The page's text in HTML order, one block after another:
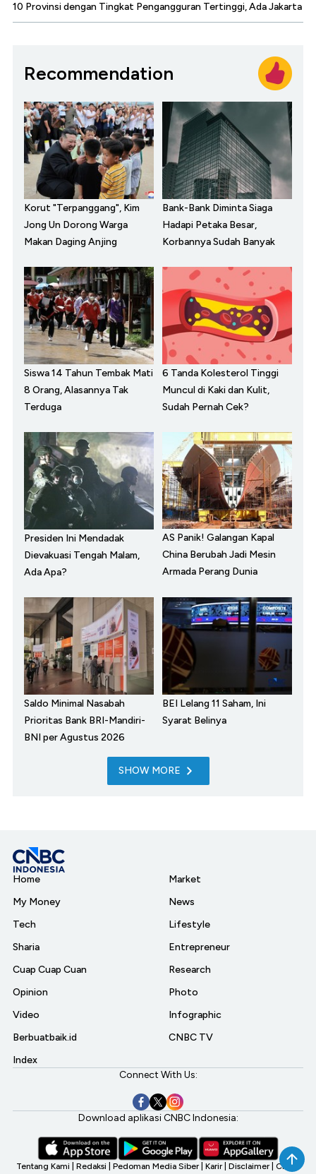
10 Provinsi dengan Tingkat Pengangguran Tertinggi, Ada Jakarta
Recommendation
Korut "Terpanggang", Kim
Jong Un Dorong Warga
Makan Daging Anjing
Bank-Bank Diminta Siaga
Hadapi Petaka Besar,
Korbannya Sudah Banyak
Siswa 14 Tahun Tembak Mati
8 Orang, Alasannya Tak
Terduga
6 Tanda Kolesterol Tinggi
Muncul di Kaki dan Kulit,
Sudah Pernah Cek?
Presiden Ini Mendadak
Dievakuasi Tengah Malam,
Ada Apa?
AS Panik! Galangan Kapal
China Berubah Jadi Mesin
Armada Perang Dunia
Saldo Minimal Nasabah
Prioritas Bank BRI-Mandiri-
BNI per Agustus 2026
BEI Lelang 11 Saham, Ini
Syarat Belinya
SHOW MORE
Home
My Money
Tech
Sharia
Cuap Cuap Cuan
Opinion
Video
Berbuatbaik.id
Index
Market
News
Lifestyle
Entrepreneur
Research
Photo
Infographic
CNBC TV
Connect With Us:
Download aplikasi CNBC Indonesia:
Tentang Kami Redaksi Pedoman Media Siber Karir Disclaimer CNBC